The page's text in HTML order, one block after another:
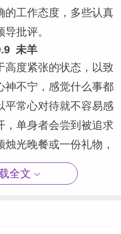
的工作态度，多些认真
批评。
未羊
高度紧张的状态，以致
神不宁，感觉什么事都
平常心对待就不容易感
，单身者会尝到被追求
光晚餐或一份礼物，
浓爱意。
丑牛
煽动而受骗。爱情方
全文